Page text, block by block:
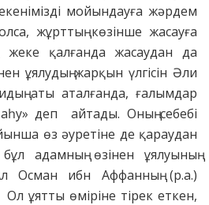
мойындауға жәрдем
жұрттың көзінше жасауға
жеке қалғанда жасаудан да
ұялудың жарқын үлгісін Әли
аты аталғанда, ғалымдар
деп айтады. Оның себебі
өз әуретіне де қараудан
адамның өзінен ұялуының
Осман ибн Аффанның (р.а.)
ұятты өміріне тірек еткен,